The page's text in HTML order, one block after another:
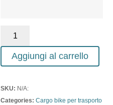
Aggiungi al carrello
SKU: N/A:
Categories: Cargo bike per trasporto